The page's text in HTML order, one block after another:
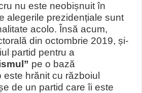
nu este neobișnuit în
alegerile prezidențiale sunt
acolo. Însă acum,
din octombrie 2019, și-
partid pentru a
pe o bază
hrănit cu războiul
de un partid care îi este